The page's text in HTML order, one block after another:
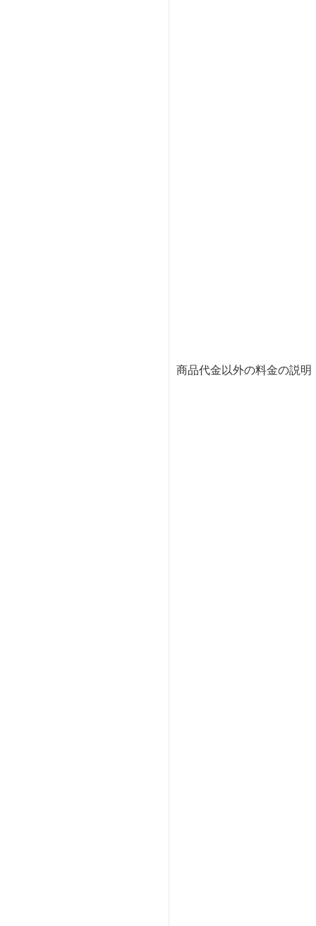
商品代金以外の料金の説明